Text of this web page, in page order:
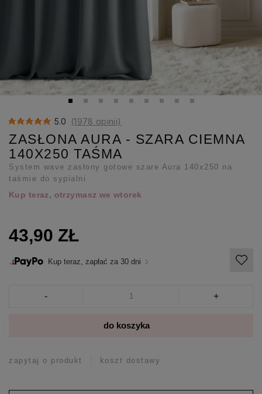
5.0 (1978 opinii)
ZASŁONA AURA - SZARA CIEMNA
140X250 TAŚMA
System wave zasłony gotowe szare Aura 140x250 na
taśmie do sypialni
Kup teraz, otrzymasz we wtorek
43,90 ZŁ
Kup teraz, zapłać za 30 dni
- +
do koszyka
zapytaj o produkt koszt dostawy